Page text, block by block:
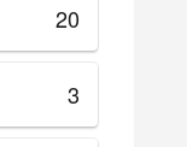
20
3